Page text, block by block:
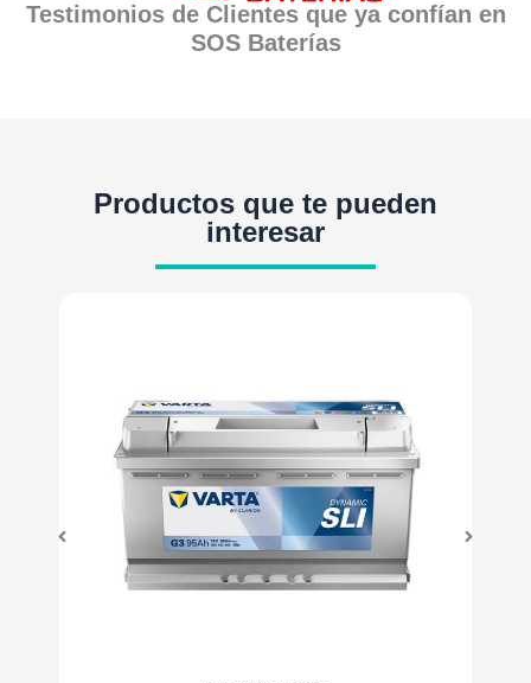
Testimonios de Clientes que ya confían en
SOS Baterías
Productos que te pueden
interesar